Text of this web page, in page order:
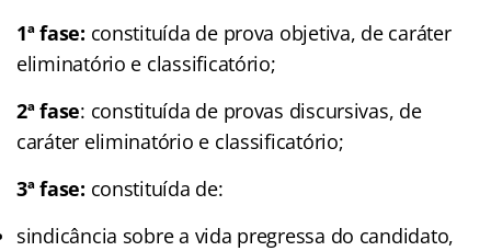
1ª fase: constituída de prova objetiva, de caráter
eliminatório e classificatório;
2ª fase: constituída de provas discursivas, de
caráter eliminatório e classificatório;
3ª fase: constituída de:
sindicância sobre a vida pregressa do candidato,